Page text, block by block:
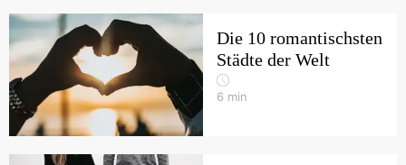
Die 10 romantischsten
Städte der Welt
6 min